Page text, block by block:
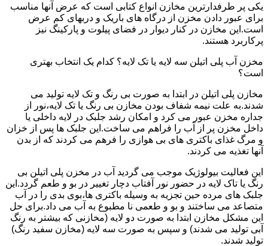
یکی پر طرفدارترین مخازن انواع کتابی است که عرض آنها مناسب
برای عبور دادن مخزن از درگاه های باریک و دربهای کم عرض
است.این مخازن در کنار دیوار در فضای پیلوت و پارکینگ نیز
پرکاربرد هستند.
مخزن آب پلی اتیلن سه لایه یا تک لایه؟ کدام یک انتخاب بهتری
است؟
مخازن پلی اتیلن در ابتدا به صورت بی رنگ و تک لایه تولید می
شدند.به علت نیمه شفاف بودن مخازن بی رنگ یا تک لایه،نور از
جداره مخزن عبور می کرد و امکان رشد جلبک در لایه داخلی یا
داخل مخزن پر از آب را فراهم می ساخت.این جلبک ها پس از خزان
و مرگ غذای باکتری های بی هوازی را فرهم می کردند که از بدن
آنها تغذیه می کردند.
این فعالیت بیولوژیک موجب می گردید آب در مخزن پلی اتیلن بی
رنگ یا تاک لایه در حضور نور آفتاب دچار تغییر در بو و طعم گردد.این
جلبک های مرده حین تجزیه به وسیله باکتری ها،بوی بدی را در آب
متصاعد می ساختند و بو و طعمی نا مطبوع به آب می داد.برای حل
این مشکل مخازن ابتدا به صورت دو لایه (مخازنی که بیشتر به رنگ
آبی تولید می شدند) و سپس به صورت سه لایه (مخازن سفید رنگ)
تولید شدند.